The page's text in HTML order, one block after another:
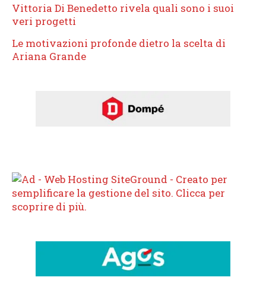
Vittoria Di Benedetto rivela quali sono i suoi
veri progetti
Le motivazioni profonde dietro la scelta di
Ariana Grande